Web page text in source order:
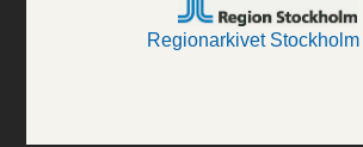
Regionarkivet Stockholm